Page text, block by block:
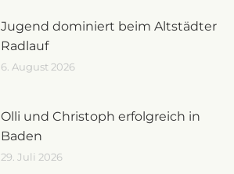
Jugend dominiert beim Altstädter
Radlauf
6. August 2026
Olli und Christoph erfolgreich in
Baden
29. Juli 2026